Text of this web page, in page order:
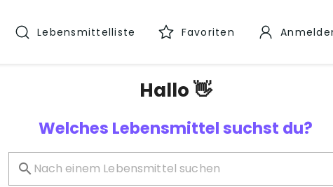
Lebensmittelliste Favoriten
Hallo 👋
Welches Lebensmittel suchst du?